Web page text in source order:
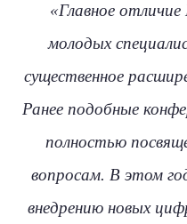
«Главное
молодых
существенное
Ранее подобные
полностью
вопросам. В этом
внедрению новых